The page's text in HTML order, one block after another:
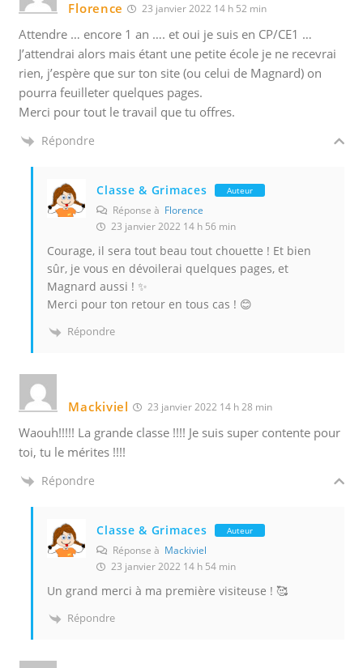
Florence 23 janvier 2022 14 h 52 min
Attendre … encore 1 an …. et oui je suis en CP/CE1 …
J’attendrai alors mais étant une petite école je ne recevrai
rien, j’espère que sur ton site (ou celui de Magnard) on
pourra feuilleter quelques pages.
Merci pour tout le travail que tu offres.
Répondre
Classe & Grimaces Auteur
Réponse à Florence
23 janvier 2022 14 h 56 min
Courage, il sera tout beau tout chouette ! Et bien
sûr, je vous en dévoilerai quelques pages, et
Magnard aussi ! ✨
Merci pour ton retour en tous cas ! 😊
Répondre
Mackiviel 23 janvier 2022 14 h 28 min
Waouh!!!!! La grande classe !!!! Je suis super contente pour
toi, tu le mérites !!!!
Répondre
Classe & Grimaces Auteur
Réponse à Mackiviel
23 janvier 2022 14 h 54 min
Un grand merci à ma première visiteuse ! 🥰
Répondre